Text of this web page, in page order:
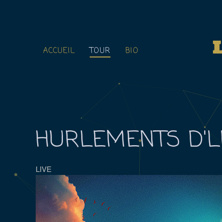
ACCUEIL TOUR BIO
HURLEMENTS
LIVE